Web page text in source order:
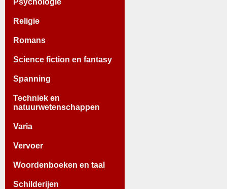
Religie
Romans
Science fiction en fantasy
Spanning
Techniek en
natuurwetenschappen
Varia
Vervoer
Woordenboeken en taal
Schilderijen